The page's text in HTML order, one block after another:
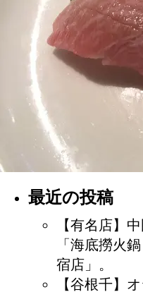
最近の投稿
【有名店】
「海底撈火
宿店」。
【谷根千】